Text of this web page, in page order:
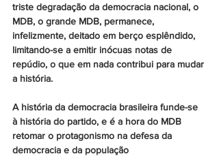
triste degradação da democracia nacional, o
MDB, o grande MDB, permanece,
infelizmente, deitado em berço esplêndido,
limitando-se a emitir inócuas notas de
repúdio, o que em nada contribui para mudar
a história.
A história da democracia brasileira funde-se
à história do partido, e é a hora do MDB
retomar o protagonismo na defesa da
democracia e da população